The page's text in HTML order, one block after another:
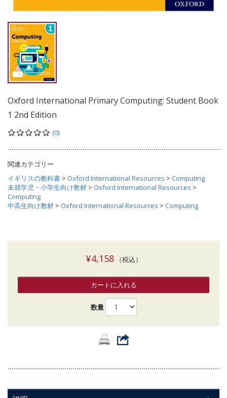
Oxford International Primary Computing: Student Book
1 2nd Edition
(0)
関連カテゴリー
イギリスの教科書 > Oxford International Resources > Computing
未就学児・小学生向け教材 > Oxford International Resources >
Computing
中高生向け教材 > Oxford International Resources > Computing
¥4,158（税込）
カートに入れる
数量